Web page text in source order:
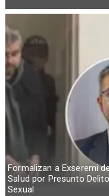
Formalizan a Exseremi
Salud por Presunto Delito
Sexual